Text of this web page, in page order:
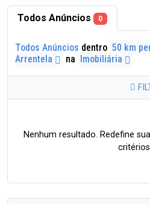
Todos Anúncios 0
Todos Anúncios dentro 50 km
Arrentela
na Imobiliária
Nenhum resultado. Redefine